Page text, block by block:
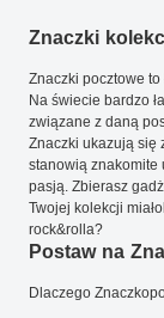
Znaczki
Znaczki pocztowe
Na świecie bardzo
związane z daną
Znaczki ukazują się
stanowią znakomite
pasją. Zbierasz
Twojej kolekcji
rock&rolla?
Postaw na
Dlaczego